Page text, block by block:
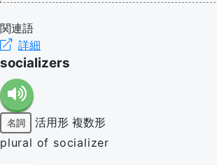
関連語
詳細
socializers
名詞 活用形 複数形
plural of socializer